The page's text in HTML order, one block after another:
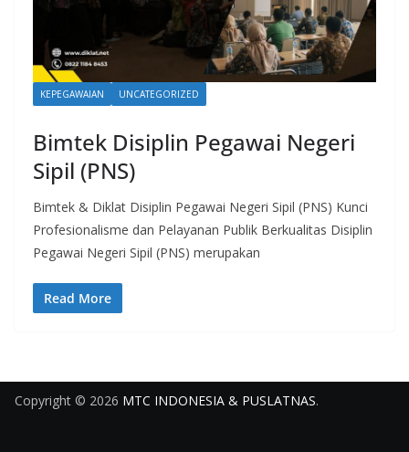
KEPEGAWAIAN UNCATEGORIZED
Bimtek Disiplin Pegawai Negeri
Sipil (PNS)
Bimtek & Diklat Disiplin Pegawai Negeri Sipil (PNS) Kunci
Profesionalisme dan Pelayanan Publik Berkualitas Disiplin
Pegawai Negeri Sipil (PNS) merupakan
Read More
Copyright © 2026 MTC INDONESIA & PUSLATNAS.